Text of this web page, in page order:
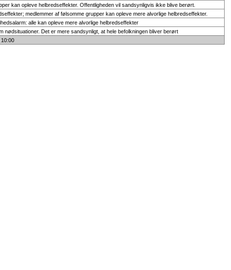
kan opleve helbredseffekter. Offentligheden vil sandsynligvis ikke blive berørt.
medlemmer af følsomme grupper kan opleve mere alvorlige helbredseffekter.
alle kan opleve mere alvorlige helbredseffekter
nødsituationer. Det er mere sandsynligt, at hele befolkningen bliver berørt